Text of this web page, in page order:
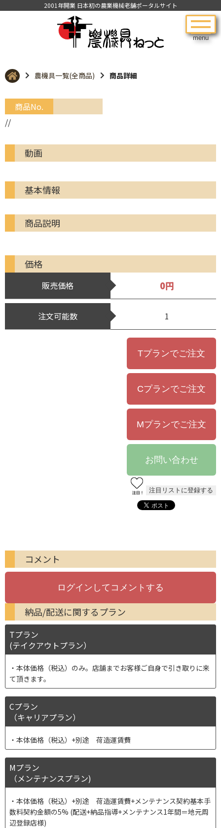
menu
2001年開業 日本初の農業機械老舗ポータルサイト
農機具一覧(全商品) 商品詳細
商品No.
//
動画
基本情報
商品説明
価格
販売価格 0円
注文可能数 1
コメント
納品/配送に関するプラン
Tプラン
(テイクアウトプラン）
本体価格（税込）のみ。店舗までお客様ご自身で引き取りに来
て頂きます。
Cプラン
（キャリアプラン）
本体価格（税込）+別途 荷造運賃費
Mプラン
（メンテナンスプラン)
本体価格（税込）+別途 荷造運賃費+メンテナンス契約基本手
数料契約金額の5% (配送+納品指導+メンテナンス1年間＝地元周
辺登録店様)